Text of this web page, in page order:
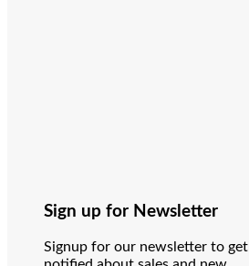
Sign up for Newsletter
Signup for our newsletter to get